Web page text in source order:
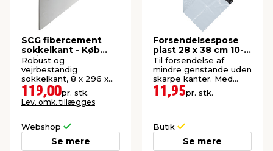
SCG fibercement
sokkelkant - Køb
online
Robust og
vejrbestandig
sokkelkant, 8 x 296 x
2400 mm.
119,00pr. stk.
Lev. omk. tillægges
Webshop
Se mere
Forsendelsespose
plast 28 x 38 cm 10-
pk.
Til forsendelse af
mindre genstande uden
skarpe kanter. Med
selvlukkende klæbeflap.
11,95pr. stk.
Butik
Se mere